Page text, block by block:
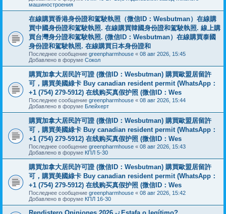
машиностроения
在線購買香港身份證和駕駛執照（微信ID：Wesbutman）在線購
買中國身份證和駕駛執照. 在線購買韓國身份證和駕駛執照. 線上購
買台灣身分證和駕駛執照. (微信ID：Wesbutman）在線購買泰國
身份證和駕駛執照. 在線購買日本身份證和
Последнее сообщение greenpharmhouse « 08 авг 2026, 15:45
Добавлено в форуме Сокол
購買加拿大居民許可證 (微信ID：Wesbutman) 購買歐盟居留許
可，購買美國綠卡 Buy canadian resident permit (WhatsApp：
+1 (754) 279-5912) 在线购买真假护照 (微信ID：Wes
Последнее сообщение greenpharmhouse « 08 авг 2026, 15:44
Добавлено в форуме Блейхерт
購買加拿大居民許可證 (微信ID：Wesbutman) 購買歐盟居留許
可，購買美國綠卡 Buy canadian resident permit (WhatsApp：
+1 (754) 279-5912) 在线购买真假护照 (微信ID：Wes
Последнее сообщение greenpharmhouse « 08 авг 2026, 15:43
Добавлено в форуме КПЛ 5-30
購買加拿大居民許可證 (微信ID：Wesbutman) 購買歐盟居留許
可，購買美國綠卡 Buy canadian resident permit (WhatsApp：
+1 (754) 279-5912) 在线购买真假护照 (微信ID：Wes
Последнее сообщение greenpharmhouse « 08 авг 2026, 15:42
Добавлено в форуме КПЛ 16-30
Rendistero Opiniones 2026 -¿Estafa o legítimo?